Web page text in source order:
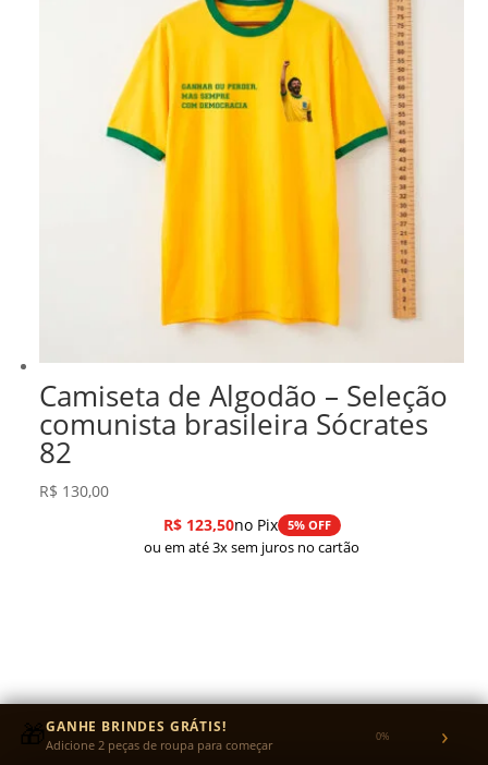
Camiseta de Algodão – Seleção
comunista brasileira Sócrates
82
R$ 130,00
R$123,50no Pix 5% OFF
ou em até 3x sem juros no cartão
🎁GANHE BRINDES GRÁTIS!
Adicione 2 peças de roupa para começar 0% ›